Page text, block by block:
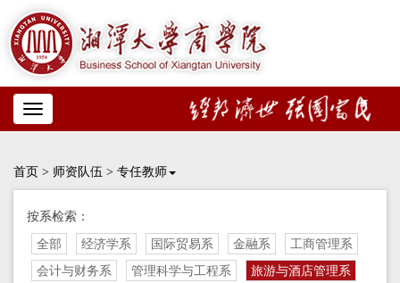
Toggle
navigation
首页 > 师资队伍 > 专任教师
按系检索：
全部 经济学系 国际贸易系 金融系
工商管理系
会计与财务系
管理科学与工程系
旅游与酒店管理系